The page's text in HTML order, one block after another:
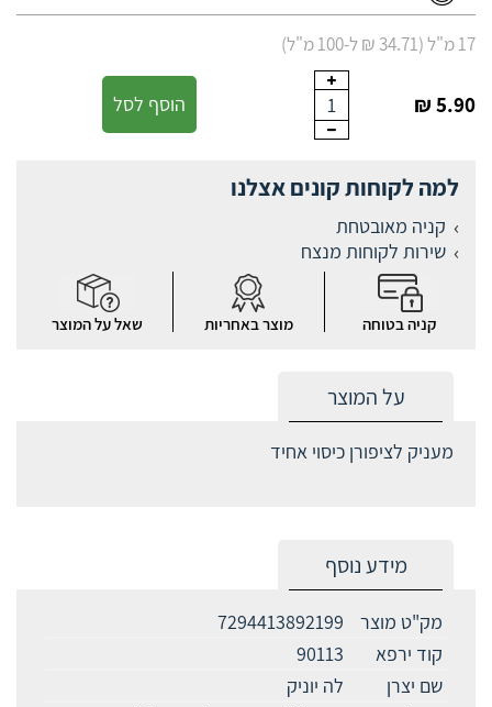
17 מ"ל (34.71 ₪ ל-100 מ"ל)
5.90 ₪
1 הוסף לסל
למה לקוחות קונים אצלנו
קניה מאובטחת
שירות לקוחות מנצח
קניה בטוחה מוצר באחריות שאל על המוצר
על המוצר
מעניק לציפורן כיסוי אחיד
מידע נוסף
מק"ט מוצר
7294413892199
קוד ירפא
90113
שם יצרן
לה יוניק